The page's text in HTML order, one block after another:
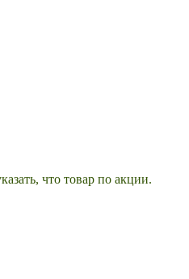
что товар по акции.